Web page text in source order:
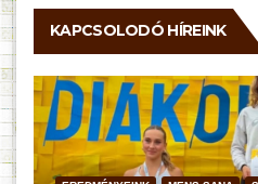
KAPCSOLODÓ HÍREINK